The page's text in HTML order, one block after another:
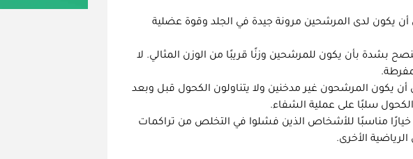
يكون لدى المرشحين مرونة جيدة في الجلد وقوة عضلية
بشدة بأن يكون للمرشحين وزنًا قريبًا من الوزن المثالي. لا
يكون المرشحون غير مدخنين ولا يتناولون الكحول قبل وبعد
الكحول سلبًا على عملية الشفاء.
مناسبًا للأشخاص الذين فشلوا في التخلص من تراكمات
الأخرى.